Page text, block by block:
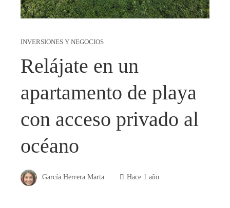
INVERSIONES Y NEGOCIOS
Relájate en un
apartamento de playa
con acceso privado al
océano
García Herrera Marta Hace 1 año